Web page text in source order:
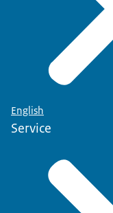
English
Service